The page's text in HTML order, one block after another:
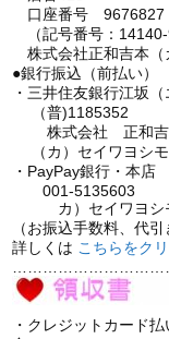
口座番号 9676827
（記号番号：14140-
株式会社正和吉本（
●銀行振込（前払い）
・三井住友銀行江坂
（普)1185352
株式会社 正和吉
（カ）セイワヨシモ
・PayPay銀行・本店
001-5135603
カ）セイワヨシ
（お振込手数料、代
詳しくは こちらをク
・クレジットカード